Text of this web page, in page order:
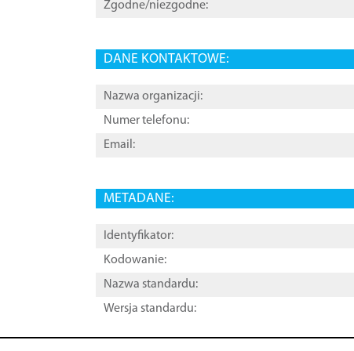
Zgodne/niezgodne:
DANE KONTAKTOWE:
Nazwa organizacji:
Numer telefonu:
Email:
METADANE:
Identyfikator:
Kodowanie:
Nazwa standardu:
Wersja standardu: